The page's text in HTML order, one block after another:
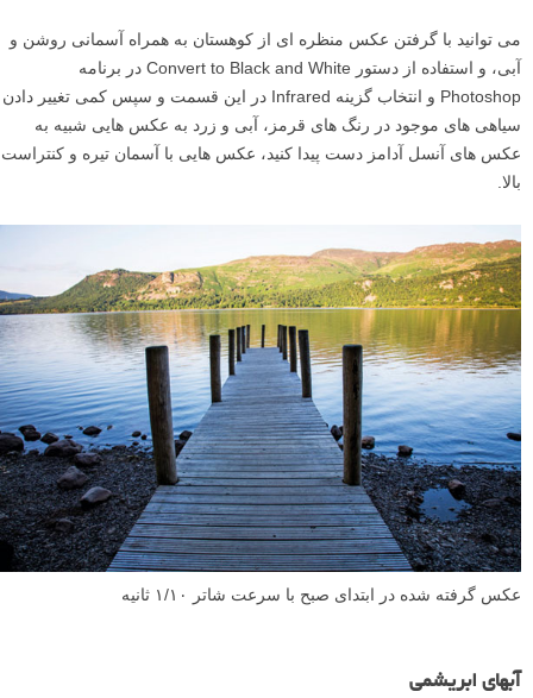
می توانید با گرفتن عکس منظره ای از کوهستان به همراه آسمانی روشن و
آبی، و استفاده از دستور Convert to Black and White در برنامه
Photoshop و انتخاب گزینه Infrared در این قسمت و سپس کمی تغییر دادن
سیاهی های موجود در رنگ های قرمز، آبی و زرد به عکس هایی شبیه به
عکس های آنسل آدامز دست پیدا کنید، عکس هایی با آسمان تیره و کنتراست
بالا.
عکس گرفته شده در ابتدای صبح با سرعت شاتر ۱/۱۰ ثانیه
آبهای ابریشمی